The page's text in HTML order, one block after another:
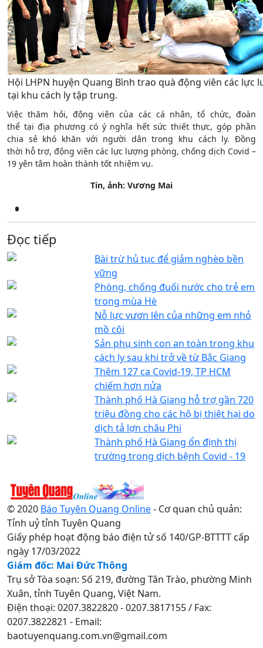
Hội LHPN huyện Quang Bình trao quà động viên các lực
tại khu cách ly tập trung.
Việc thăm hỏi, động viên của các cá nhân, tổ chức, đoàn
thể tại địa phương có ý nghĩa hết sức thiết thực, góp phần
chia sẻ khó khăn với người dân trong khu cách ly. Đồng
thời hỗ trợ, động viên các lực lượng phòng, chống dịch Covid –
19 yên tâm hoàn thành tốt nhiệm vụ.
Tin, ảnh: Vương Mai
Đọc tiếp
Bài trừ hủ tục để giảm nghèo bền
vững
Phòng, chống đuối nước cho trẻ em
trong mùa Hè
Nỗ lực vươn lên của những em nhỏ
mồ côi
Sản phụ sinh con an toàn trong khu
cách ly sau khi trở về từ Bắc Giang
Thêm 127 ca Covid-19, TP HCM
chiếm hơn nửa
Thành phố Hà Giang hỗ trợ gần 720
triệu đồng cho các hộ bị thiệt hại do
dịch tả lợn châu Phi
Thành phố Hà Giang ổn định thị
trường trong dịch bệnh Covid - 19
© 2020 Báo Tuyên Quang Online- Cơ quan chủ quản:
Tỉnh uỷ tỉnh Tuyên Quang
Giấy phép hoạt động báo điện tử số 140/GP-BTTTT cấp
ngày 17/03/2022
Giám đốc: Mai Đức Thông
Trụ sở Tòa soạn: Số 219, đường Tân Trào, phường Minh
Xuân, tỉnh Tuyên Quang, Việt Nam.
Điện thoại: 0207.3822820 - 0207.3817155 / Fax:
0207.3822821 - Email:
baotuyenquang.com.vn@gmail.com